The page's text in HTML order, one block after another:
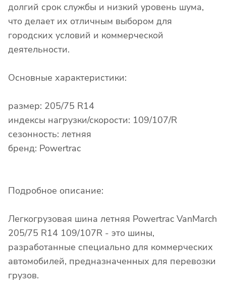
долгий срок службы и низкий уровень шума,
что делает их отличным выбором для
городских условий и коммерческой
деятельности.
Основные характеристики:
размер: 205/75 R14
индексы нагрузки/скорости: 109/107/R
сезонность: летняя
бренд: Powertrac
Подробное описание:
Легкогрузовая шина летняя Powertrac VanMarch
205/75 R14 109/107R - это шины,
разработанные специально для коммерческих
автомобилей, предназначенных для перевозки
грузов.